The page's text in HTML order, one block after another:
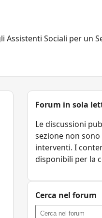
Assistenti Sociali per un
Forum in sola
Le discussioni
sezione non
interventi. I
disponibili per la
Cerca nel forum